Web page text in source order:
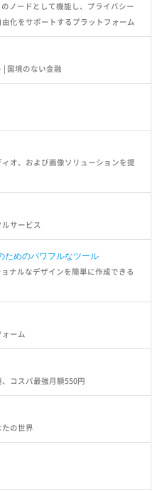
ノードとして機能し、プライバシー
化をサポートするプラットフォーム
| 国境のない金融
オ、および画像ソリューションを提
サービス
ためのパワフルなツール
ナルなデザインを簡単に作成できる
ーム
コスパ最強月額550円
の世界